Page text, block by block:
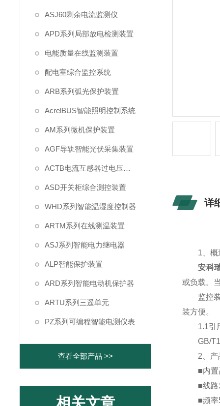
ASJ60剩余电流监测仪
APD系列局部放电检测装置
电能质量在线监测装置
配电室综合监控系统
ARB系列弧光保护装置
AcrelBUS智能照明控制系统
AM系列微机保护装置
AGF导轨智能光伏采集装置
ACTB电流互感器过电压保护
ASD开关柜综合测控装置
WHD系列智能温湿度控制器
ARTM系列在线测温装置
ASJ系列智能电力继电器
ALP智能保护装置
ARD系列智能电动机保护器
ARTU系列三遥单元
PZ系列可编程智能电测仪表
查看全部产品 >>
详
1、概
安科
或负载。
监控装
装方便。
1.1引
GB/
2、产
■内置高
■线路发
■频率